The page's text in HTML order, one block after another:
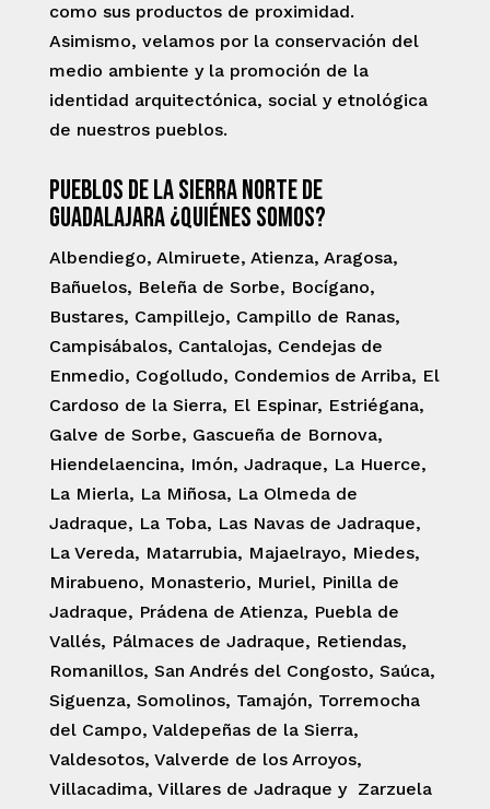
como sus productos de proximidad.
Asimismo, velamos por la conservación del
medio ambiente y la promoción de la
identidad arquitectónica, social y etnológica
de nuestros pueblos.
Pueblos de la Sierra Norte de
Guadalajara ¿Quiénes somos?
Albendiego, Almiruete, Atienza, Aragosa,
Bañuelos, Beleña de Sorbe, Bocígano,
Bustares, Campillejo, Campillo de Ranas,
Campisábalos, Cantalojas, Cendejas de
Enmedio, Cogolludo, Condemios de Arriba, El
Cardoso de la Sierra, El Espinar, Estriégana,
Galve de Sorbe, Gascueña de Bornova,
Hiendelaencina, Imón, Jadraque, La Huerce,
La Mierla, La Miñosa, La Olmeda de
Jadraque, La Toba, Las Navas de Jadraque,
La Vereda, Matarrubia, Majaelrayo, Miedes,
Mirabueno, Monasterio, Muriel, Pinilla de
Jadraque, Prádena de Atienza, Puebla de
Vallés, Pálmaces de Jadraque, Retiendas,
Romanillos, San Andrés del Congosto, Saúca,
Siguenza, Somolinos, Tamajón, Torremocha
del Campo, Valdepeñas de la Sierra,
Valdesotos, Valverde de los Arroyos,
Villacadima, Villares de Jadraque y Zarzuela